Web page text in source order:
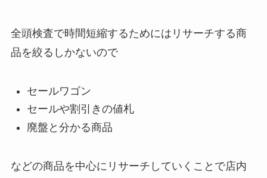
全頭検査で時間短縮するためにはリサーチする商
品を絞るしかないので
セールワゴン
セールや割引きの値札
廃盤と分かる商品
などの商品を中心にリサーチしていくことで店内